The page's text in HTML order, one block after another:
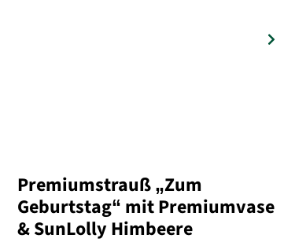
Premiumstrauß „Zum
Geburtstag“ mit Premiumvase
& SunLolly Himbeere